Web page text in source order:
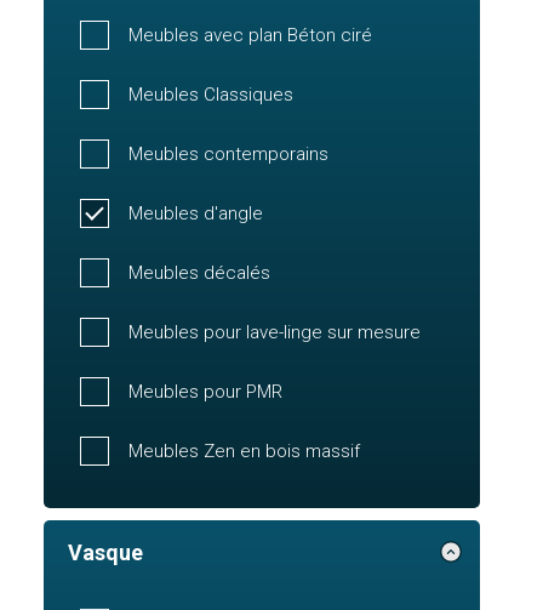
Meubles avec plan Béton ciré
Meubles Classiques
Meubles contemporains
Meubles d'angle
Meubles décalés
Meubles pour lave-linge sur mesure
Meubles pour PMR
Meubles Zen en bois massif
Vasque